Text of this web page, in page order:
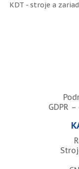
KDT - stroje a
GDPR